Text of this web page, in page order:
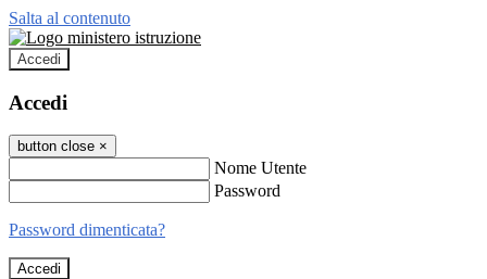
Salta al contenuto
Accedi
Accedi
button close ×
Nome Utente
Password
Password dimenticata?